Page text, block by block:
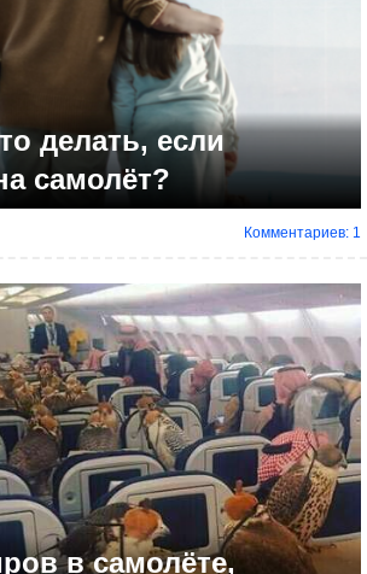
делать, если
самолёт?
Комментариев: 1
в самолёте,